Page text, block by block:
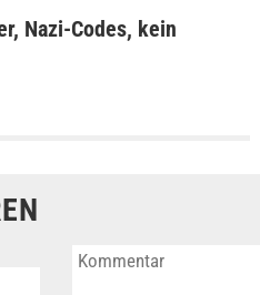
Nazi-Codes, kein